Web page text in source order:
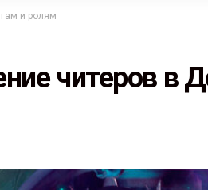
и ролям
читеров в